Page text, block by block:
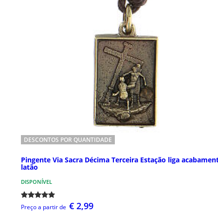
DESCONTOS POR QUANTIDADE
Pingente Via Sacra Décima Terceira Estação liga
latão
DISPONÍVEL
Preço a partir de € 2,99